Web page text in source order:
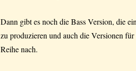
Dann gibt es noch die Bass Version, die
zu produzieren und auch die Versionen
Reihe nach.